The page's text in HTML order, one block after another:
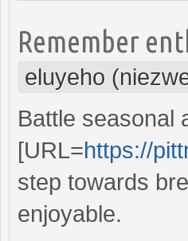
Remember
eluyeho
Battle seasonal
[URL=https://
step towards
enjoyable.